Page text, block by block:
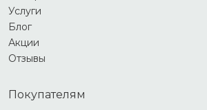
Услуги
Блог
Акции
Отзывы
Покупателям